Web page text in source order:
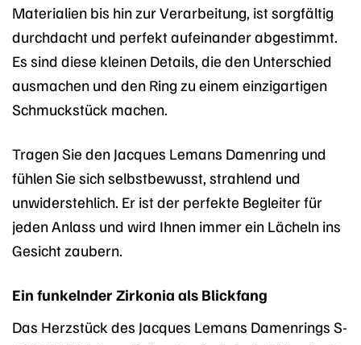
Materialien bis hin zur Verarbeitung, ist sorgfältig
durchdacht und perfekt aufeinander abgestimmt.
Es sind diese kleinen Details, die den Unterschied
ausmachen und den Ring zu einem einzigartigen
Schmuckstück machen.
Tragen Sie den Jacques Lemans Damenring und
fühlen Sie sich selbstbewusst, strahlend und
unwiderstehlich. Er ist der perfekte Begleiter für
jeden Anlass und wird Ihnen immer ein Lächeln ins
Gesicht zaubern.
Ein funkelnder Zirkonia als Blickfang
Das Herzstück des Jacques Lemans Damenrings S-